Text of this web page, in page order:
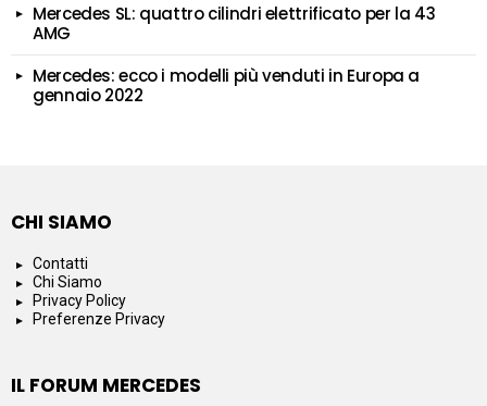
Mercedes SL: quattro cilindri elettrificato per la 43
AMG
Mercedes: ecco i modelli più venduti in Europa a
gennaio 2022
CHI SIAMO
Contatti
Chi Siamo
Privacy Policy
Preferenze Privacy
IL FORUM MERCEDES